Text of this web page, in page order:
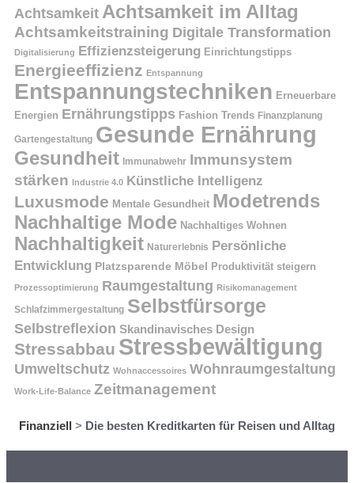
Achtsamkeit Achtsamkeit im Alltag
Achtsamkeitstraining Digitale Transformation
Digitalisierung Effizienzsteigerung Einrichtungstipps
Energieeffizienz Entspannung
Entspannungstechniken Erneuerbare
Energien Ernährungstipps Fashion Trends Finanzplanung
Gartengestaltung Gesunde Ernährung
Gesundheit Immunabwehr Immunsystem
stärken
Industrie 4.0 Künstliche Intelligenz
Luxusmode Mentale Gesundheit Modetrends
Nachhaltige Mode Nachhaltiges Wohnen
Nachhaltigkeit Naturerlebnis Persönliche
Entwicklung Platzsparende Möbel Produktivität steigern
Prozessoptimierung Raumgestaltung Risikomanagement
Schlafzimmergestaltung Selbstfürsorge
Selbstreflexion Skandinavisches Design
Stressabbau Stressbewältigung
Umweltschutz Wohnaccessoires Wohnraumgestaltung
Work-Life-Balance Zeitmanagement
Finanziell > Die besten Kreditkarten für Reisen und Alltag